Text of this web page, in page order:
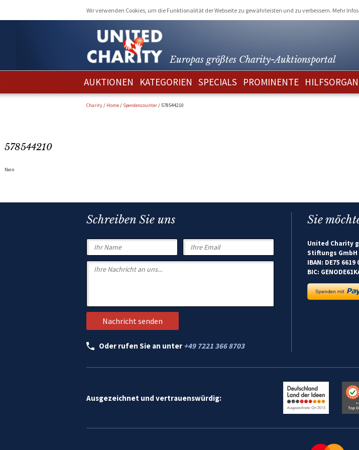
Wir verwenden Cookies, um die Funktionalität der Webseite zu gewährleisten und zu verbessern. Mehr
Europas größtes Charity-Auktionsportal
AUKTIONEN KATEGORIEN SPECIALS PROMINENTE
Charity/ Home/ Spendencounter/578544210
578544210
Nein
Schreiben Sie uns
Oder rufen Sie an unter +49 7221 366 8703
Sie
United Charity
Stiftungs GmbH
IBAN: DE75 6619
BIC:
Ausgezeichnet und vertrauenswürdig: